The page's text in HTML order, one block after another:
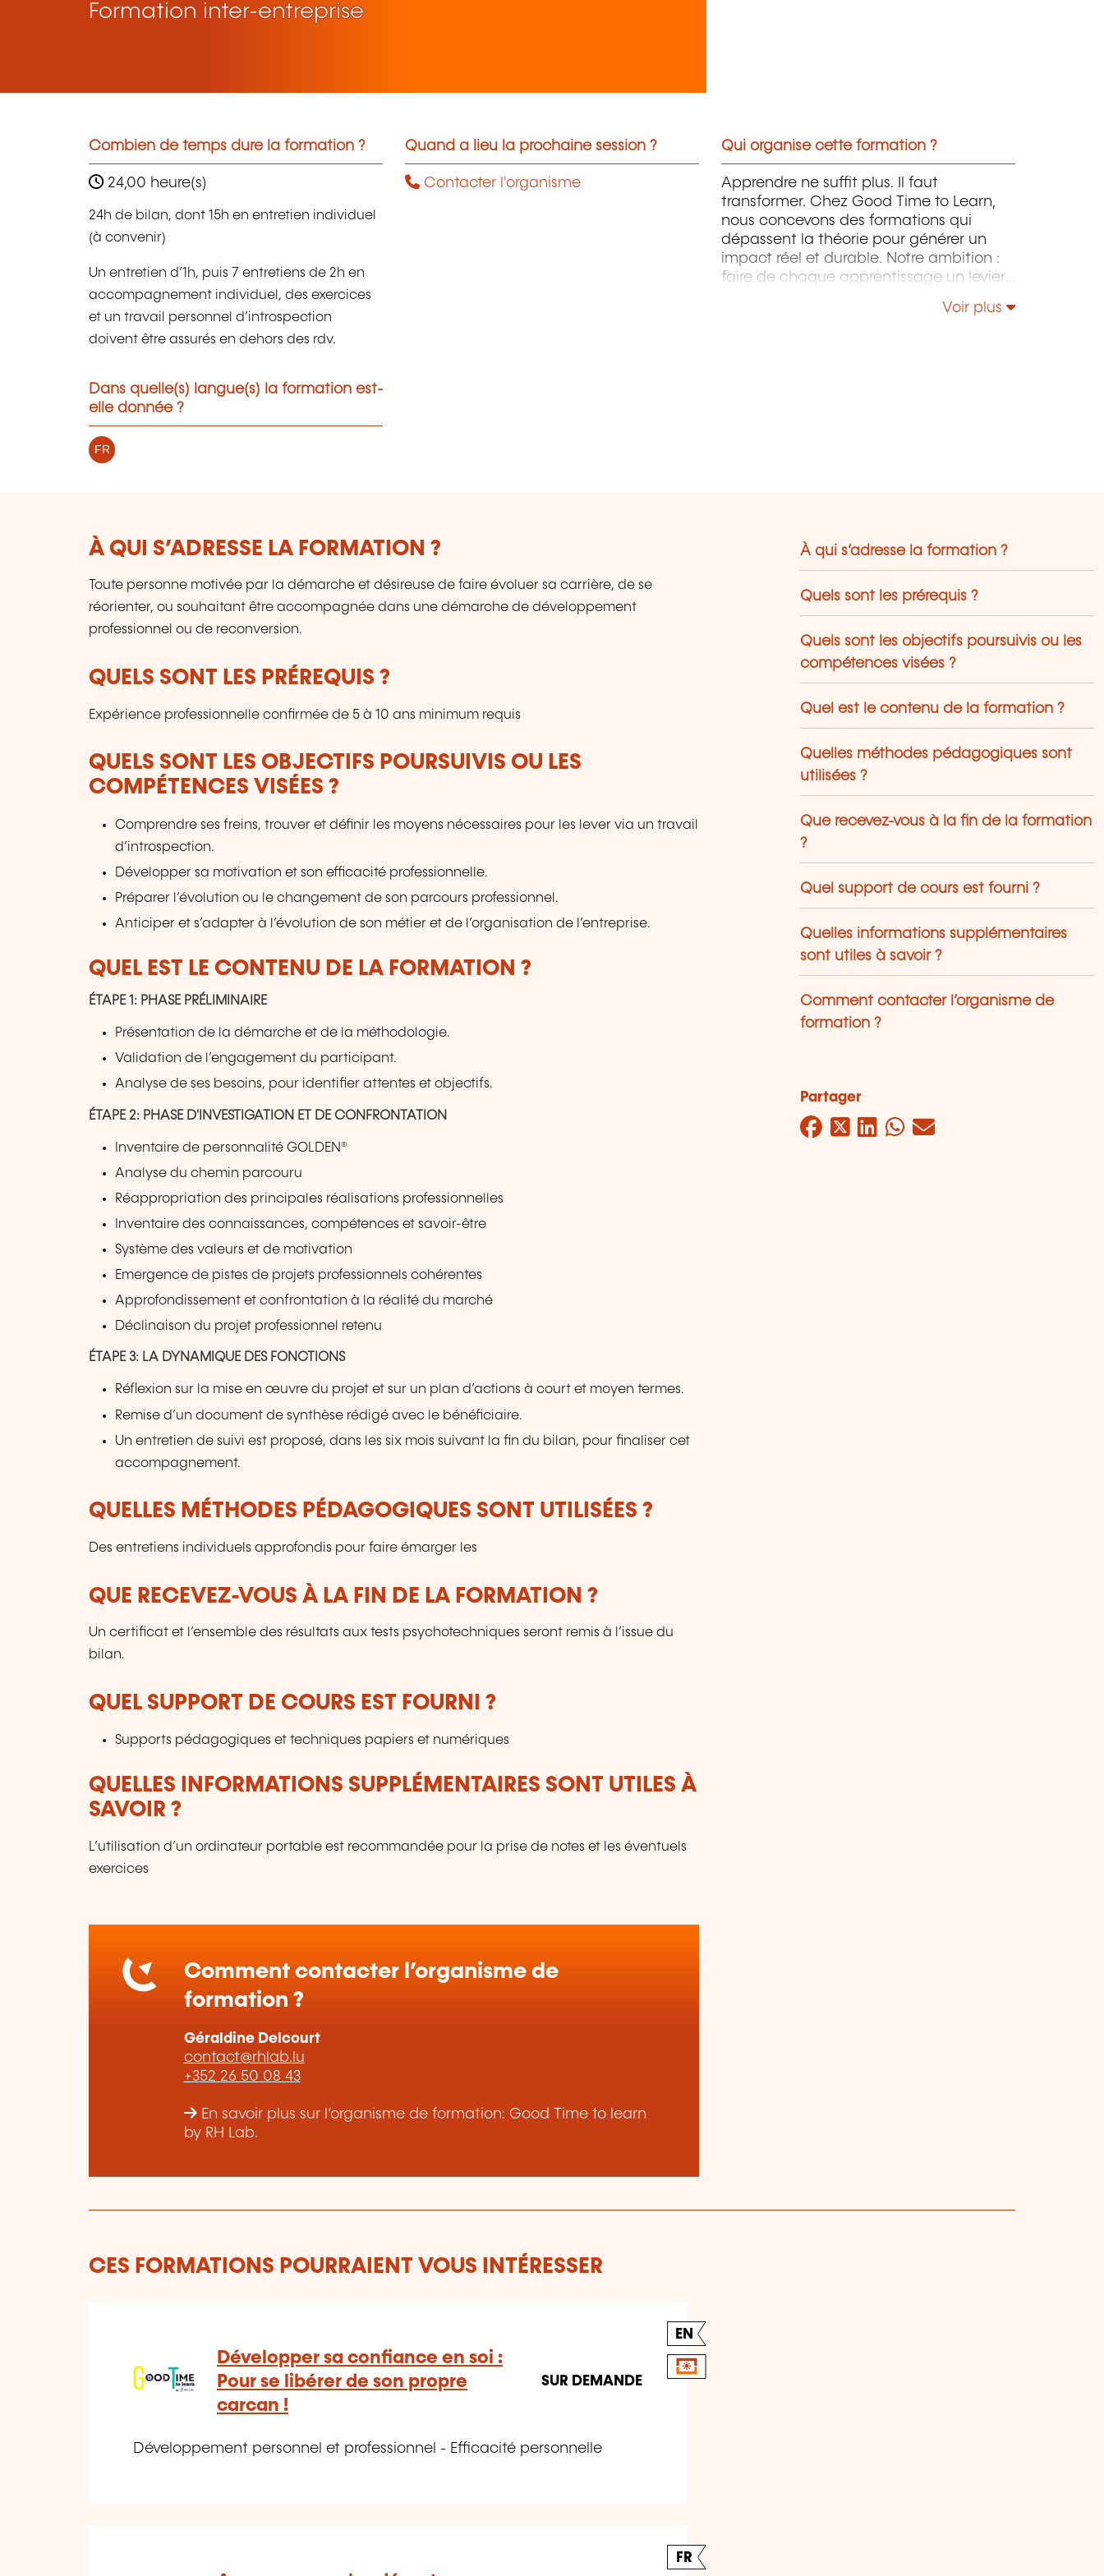
Formation inter-entreprise
Combien de temps dure la formation ?
24,00 heure(s)
24h de bilan, dont 15h en entretien individuel
(à convenir)
Un entretien d’1h, puis 7 entretiens de 2h en
accompagnement individuel, des exercices
et un travail personnel d’introspection
doivent être assurés en dehors des rdv.
Dans quelle(s) langue(s) la formation est-
elle donnée ?
FR
Quand a lieu la prochaine session ?
Contacter l'organisme
Qui organise cette formation ?
Apprendre ne suffit plus. Il faut
transformer. Chez Good Time to Learn,
nous concevons des formations qui
dépassent la théorie pour générer un
impact réel et durable. Notre ambition :
faire de chaque apprentissage un levier
Voir plus
À QUI S’ADRESSE LA FORMATION ?
Toute personne motivée par la démarche et désireuse de faire évoluer sa carrière, de se
réorienter, ou souhaitant être accompagnée dans une démarche de développement
professionnel ou de reconversion.
QUELS SONT LES PRÉREQUIS ?
Expérience professionnelle confirmée de 5 à 10 ans minimum requis
QUELS SONT LES OBJECTIFS POURSUIVIS OU LES
COMPÉTENCES VISÉES ?
Comprendre ses freins, trouver et définir les moyens nécessaires pour les lever via un travail
d’introspection.
Développer sa motivation et son efficacité professionnelle.
Préparer l’évolution ou le changement de son parcours professionnel.
Anticiper et s’adapter à l’évolution de son métier et de l’organisation de l’entreprise.
QUEL EST LE CONTENU DE LA FORMATION ?
ÉTAPE 1: PHASE PRÉLIMINAIRE
Présentation de la démarche et de la méthodologie.
Validation de l’engagement du participant.
Analyse de ses besoins, pour identifier attentes et objectifs.
ÉTAPE 2: PHASE D'INVESTIGATION ET DE CONFRONTATION
Inventaire de personnalité GOLDEN®
Analyse du chemin parcouru
Réappropriation des principales réalisations professionnelles
Inventaire des connaissances, compétences et savoir-être
Système des valeurs et de motivation
Emergence de pistes de projets professionnels cohérentes
Approfondissement et confrontation à la réalité du marché
Déclinaison du projet professionnel retenu
ÉTAPE 3: LA DYNAMIQUE DES FONCTIONS
Réflexion sur la mise en œuvre du projet et sur un plan d’actions à court et moyen termes.
Remise d’un document de synthèse rédigé avec le bénéficiaire.
Un entretien de suivi est proposé, dans les six mois suivant la fin du bilan, pour finaliser cet
accompagnement.
QUELLES MÉTHODES PÉDAGOGIQUES SONT UTILISÉES ?
Des entretiens individuels approfondis pour faire émarger les
QUE RECEVEZ-VOUS À LA FIN DE LA FORMATION ?
Un certificat et l’ensemble des résultats aux tests psychotechniques seront remis à l’issue du
bilan.
QUEL SUPPORT DE COURS EST FOURNI ?
Supports pédagogiques et techniques papiers et numériques
QUELLES INFORMATIONS SUPPLÉMENTAIRES SONT UTILES À
SAVOIR ?
L’utilisation d’un ordinateur portable est recommandée pour la prise de notes et les éventuels
exercices
Comment contacter l’organisme de
formation ?
Géraldine Delcourt
contact@rhlab.lu
+352 26 50 08 43
En savoir plus sur l’organisme de formation: Good Time to learn
by RH Lab.
À qui s’adresse la formation ?
Quels sont les prérequis ?
Quels sont les objectifs poursuivis ou les
compétences visées ?
Quel est le contenu de la formation ?
Quelles méthodes pédagogiques sont
utilisées ?
Que recevez-vous à la fin de la formation
?
Quel support de cours est fourni ?
Quelles informations supplémentaires
sont utiles à savoir ?
Comment contacter l’organisme de
formation ?
Partager
Facebook
Twitter
LinkedIn
WhatsApp
Mail
CES FORMATIONS POURRAIENT VOUS INTÉRESSER
EN
Développer sa confiance en soi :
Pour se libérer de son propre
carcan !
SUR DEMANDE
Développement personnel et professionnel - Efficacité personnelle
FR